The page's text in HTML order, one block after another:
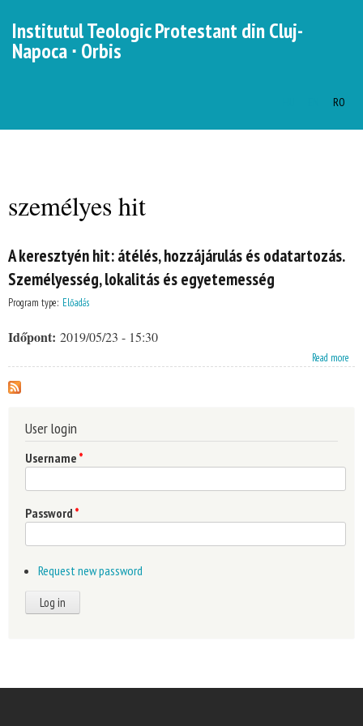
main
Institutul Teologic Protestant din Cluj-
Napoca ∙ Orbis
RO
You are here
személyes hit
A keresztyén hit: átélés, hozzájárulás és odatartozás.
Személyesség, lokalitás és egyetemesség
Program type: Előadás
Időpont: 2019/05/23 - 15:30
Read more
about A keresztyén hit: átélés, hozzájárulás és odatartozás. Személyesség, lokalitás és
egyetemesség
User login
Username *
Password *
Request new password